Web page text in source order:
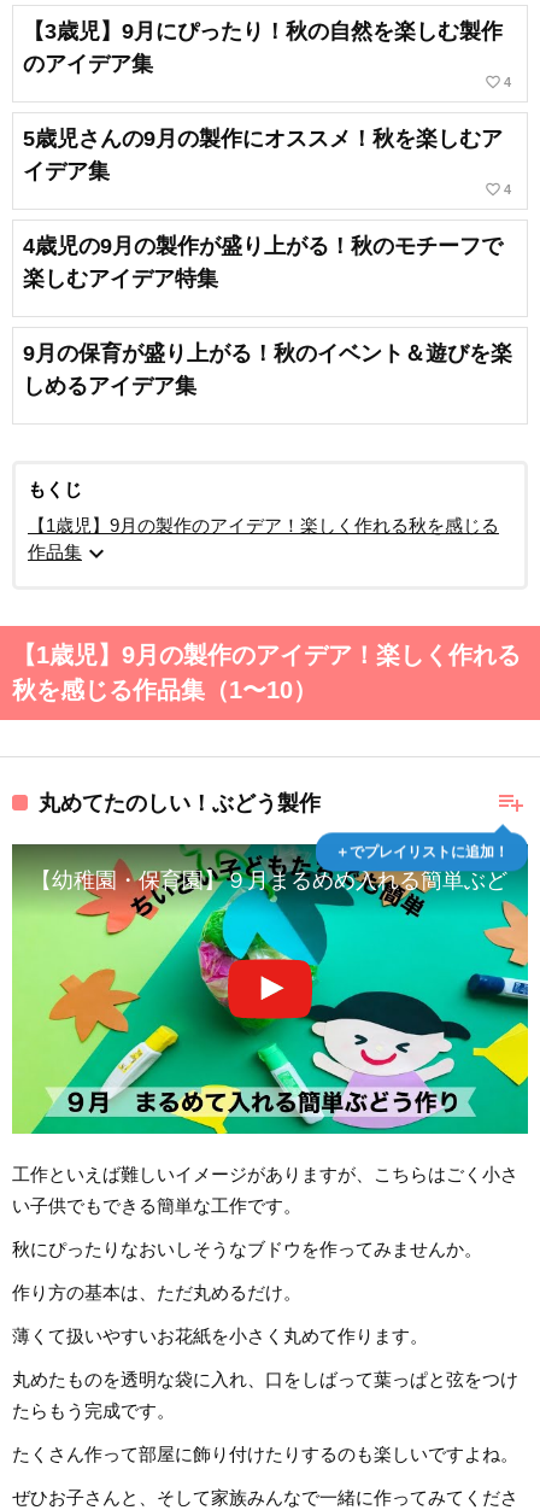
【3歳児】9月にぴったり！秋の自然を楽しむ製作
のアイデア集
favorite_border 4
5歳児さんの9月の製作にオススメ！秋を楽しむア
イデア集
favorite_border 4
4歳児の9月の製作が盛り上がる！秋のモチーフで
楽しむアイデア特集
9月の保育が盛り上がる！秋のイベント＆遊びを楽
しめるアイデア集
もくじ
【1歳児】9月の製作のアイデア！楽しく作れる秋を感じる
作品集 expand_more
【1歳児】9月の製作のアイデア！楽しく作れる
秋を感じる作品集（1〜10）
playlist_add
＋でプレイリストに追加！
丸めてたのしい！ぶどう製作
【幼稚園・保育園】９月まるめめ入れる簡単ぶどう
工作といえば難しいイメージがありますが、こちらはごく小さ
い子供でもできる簡単な工作です。
秋にぴったりなおいしそうなブドウを作ってみませんか。
作り方の基本は、ただ丸めるだけ。
薄くて扱いやすいお花紙を小さく丸めて作ります。
丸めたものを透明な袋に入れ、口をしばって葉っぱと弦をつけ
たらもう完成です。
たくさん作って部屋に飾り付けたりするのも楽しいですよね。
ぜひお子さんと、そして家族みんなで一緒に作ってみてくださ